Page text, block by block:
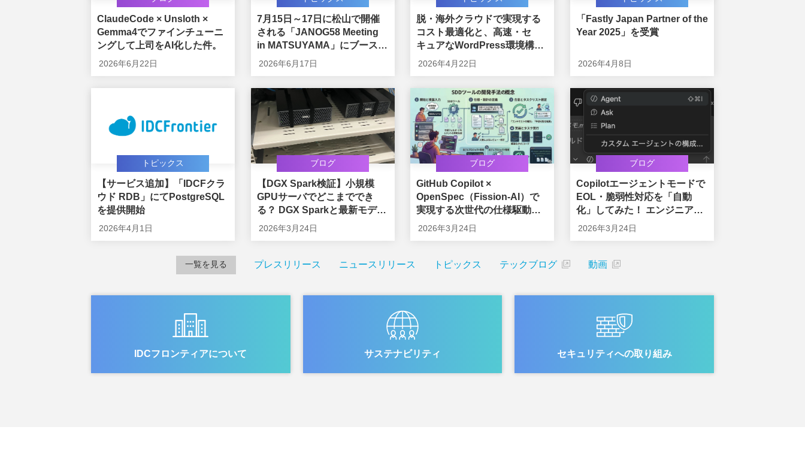
ClaudeCode × Unsloth ×
Gemma4でファインチューニ
ングして上司をAI化した件。
2026年6月22日
7月15日～17日に松山で開催
される「JANOG58 Meeting
in MATSUYAMA」にブース出
展します
2026年6月17日
脱・海外クラウドで実現する
コスト最適化と、高速・セ
キュアなWordPress環境構築
の最適解
2026年4月22日
「Fastly Japan Partner of the
Year 2025」を受賞
2026年4月8日
トピックス
【サービス追加】「IDCFクラ
ウド RDB」にてPostgreSQL
を提供開始
2026年4月1日
ブログ
【DGX Spark検証】小規模
GPUサーバでどこまででき
る？ DGX Sparkと最新モデル
で探る「ローカルLLM」の実
2026年3月24日
ブログ
GitHub Copilot ×
OpenSpec（Fission-AI）で
実現する次世代の仕様駆動開
発（SDD）
2026年3月24日
ブログ
Copilotエージェントモードで
EOL・脆弱性対応を「自動
化」してみた！ エンジニアが
本来の価値創造に集中するた
2026年3月24日
一覧を見る プレスリリース ニュースリリース トピックス テックブログ 動画
IDCフロンティアについて サステナビリティ セキュリティへの取り組み